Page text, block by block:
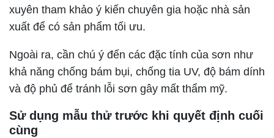
xuyên tham khảo ý kiến chuyên gia hoặc nhà sản
xuất để có sản phẩm tối ưu.
Ngoài ra, cần chú ý đến các đặc tính của sơn như
khả năng chống bám bụi, chống tia UV, độ bám dính
và độ phủ để tránh lỗi sơn gây mất thẩm mỹ.
Sử dụng mẫu thử trước khi quyết định cuối
cùng